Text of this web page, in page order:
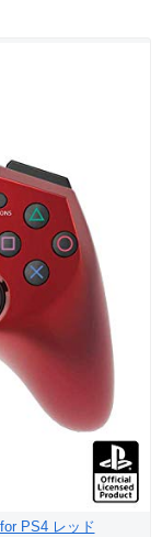
PS4 レッド